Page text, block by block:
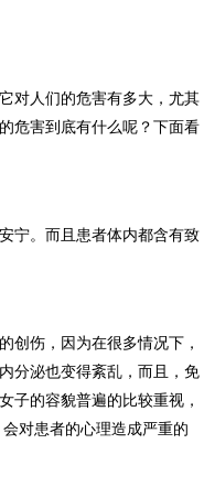
对人们的危害有多大，尤其
危害到底有什么呢？下面看
宁。而且患者体内都含有致
伤，因为在很多情况下，
分泌也变得紊乱，而且，免
子的容貌普遍的比较重视，
对患者的心理造成严重的